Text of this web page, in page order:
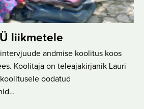
liikmetele
andmise koolitus koos
Koolitaja on teleajakirjanik Lauri
oodatud